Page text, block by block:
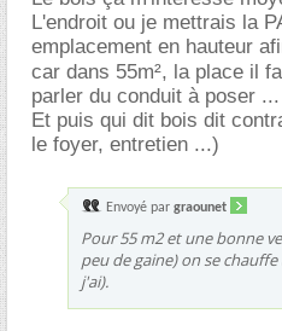
L'endroit ou je mettrais la
emplacement en hauteur
car dans 55m², la place il
parler du conduit à poser ...
Et puis qui dit bois dit
le foyer, entretien ...)
Envoyé par graounet
Pour 55 m2 et une bonne
peu de gaine) on se
j'ai).